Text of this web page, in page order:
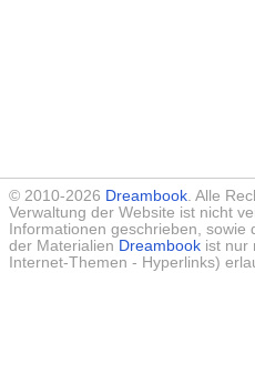
© 2010-2026 Dreambook. Alle
Verwaltung der Website ist nicht
Informationen geschrieben, sowie
der Materialien Dreambook ist nur
Internet-Themen - Hyperlinks)